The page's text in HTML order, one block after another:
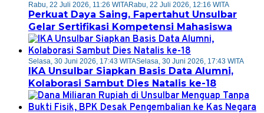
Rabu, 22 Juli 2026, 11:26 WITARabu, 22 Juli 2026, 12:16 WITA
Perkuat Daya Saing, Fapertahut Unsulbar
Gelar Sertifikasi Kompetensi Mahasiswa
Selasa, 30 Juni 2026, 17:43 WITASelasa, 30 Juni 2026, 17:43 WITA
IKA Unsulbar Siapkan Basis Data Alumni,
Kolaborasi Sambut Dies Natalis ke-18